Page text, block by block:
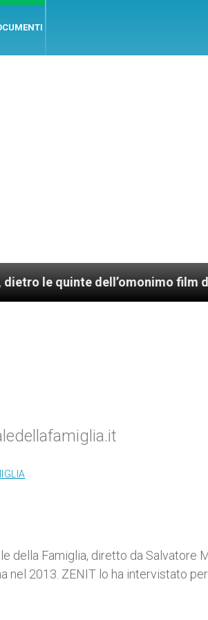
dell’omonimo film di Wim
della Famiglia, diretto da Salvatore
nel 2013. ZENIT lo ha intervistato